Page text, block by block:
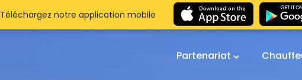
Partenariat
Téléchargez notre application mobile